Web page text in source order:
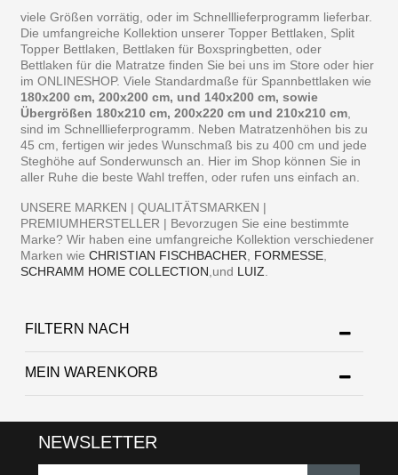
viele Größen vorrätig, oder im Schnelllieferprogramm lieferbar.
Die umfangreiche Kollektion unserer Topper Bettlaken, Split
Topper Bettlaken, Bettlaken für Boxspringbetten, oder
Bettlaken für die Matratze finden Sie bei uns im Store oder hier
im ONLINESHOP. Viele Standardmaße für Spannbettlaken wie
180x200 cm, 200x200 cm, und 140x200 cm, sowie
Übergrößen 180x210 cm, 200x220 cm und 210x210 cm
sind im Schnelllieferprogramm. Neben Matratzenhöhen bis zu
45 cm, fertigen wir jedes Wunschmaß bis zu 400 cm und jede
Steghöhe auf Sonderwunsch an. Hier im Shop können Sie in
aller Ruhe die beste Wahl treffen, oder rufen uns einfach an.
UNSERE MARKEN | QUALITÄTSMARKEN |
PREMIUMHERSTELLER | Bevorzugen Sie eine bestimmte
Marke? Wir haben eine umfangreiche Kollektion verschiedener
Marken wieCHRISTIAN FISCHBACHER FORMESSE
SCHRAMM HOME COLLECTION ,und LUIZ
FILTERN NACH
MEIN WARENKORB
NEWSLETTER